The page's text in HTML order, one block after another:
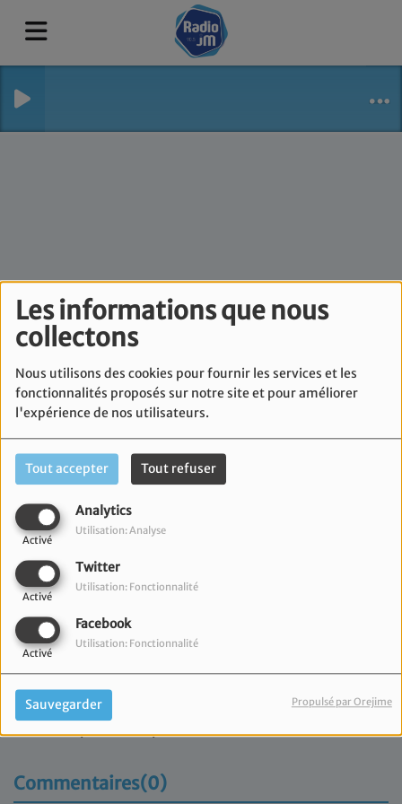
Les informations que nous
collectons
Nous utilisons des cookies pour fournir les services et les
fonctionnalités proposés sur notre site et pour améliorer
l'expérience de nos utilisateurs.
Tout accepter Tout refuser
Analytics
Activé
Utilisation: Analyse
Twitter
Activé
Utilisation: Fonctionnalité
Facebook
Activé
Utilisation: Fonctionnalité
Sauvegarder Propulsé par Orejime
Lev Ehad - Mercredi
25 mars
25 mars 2026
Retrouvez l'émission du Consistoire Israélite de
Commentaires(0)